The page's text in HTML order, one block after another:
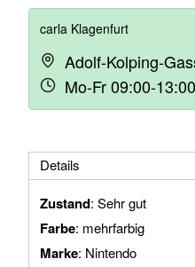
carla Klagenfurt
Adolf-Kolping-
Mo-Fr 09:00-
Details
Zustand: Sehr gut
Farbe: mehrfarbig
Marke: Nintendo